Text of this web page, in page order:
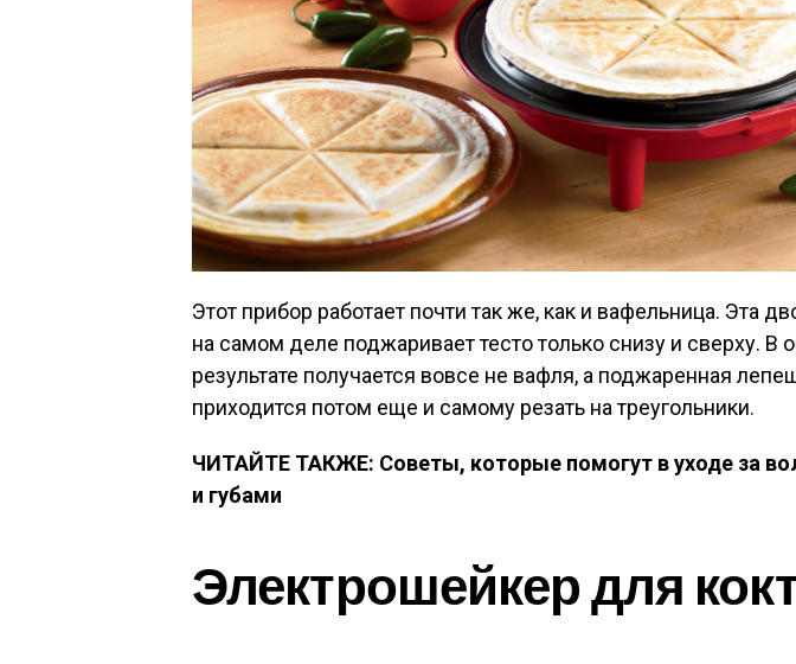
Этот прибор работает почти так же, как и вафельница. Эта
на самом деле поджаривает тесто только снизу и сверху. В
результате получается вовсе не вафля, а поджаренная
приходится потом еще и самому резать на треугольники.
ЧИТАЙТЕ ТАКЖЕ: Советы, которые помогут в уходе за
и губами
Электрошейкер для